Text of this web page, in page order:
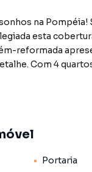
na
esta
reformada
Com 4
frescor em
para
Preço ePortaria